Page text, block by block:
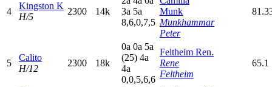
4
Kingston K
H/5
2300 14k
3a 5a
8,6,0,7,5
Munk
Munkhammar
Peter
5
Calito
H/12
2300 18k
0a 0a 5a
(25) 4a
4a
0,0,5,6,6
Feltheim Ren.
Rene
Feltheim
65.1